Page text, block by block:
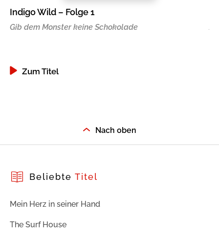
Indigo Wild – Folge 1
Gib dem Monster keine Schokolade
Zum Titel
Nach oben
Beliebte Titel
Mein Herz in seiner Hand
The Surf House